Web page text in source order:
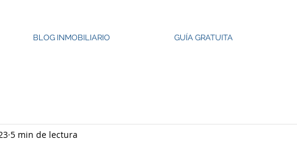
BLOG INMOBILIARIO GUÍA GRATUITA
5 min de lectura